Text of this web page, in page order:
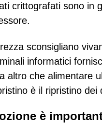
crittografati sono in
sconsigliano
informatici
altro che alimentare
è il ripristino dei
è